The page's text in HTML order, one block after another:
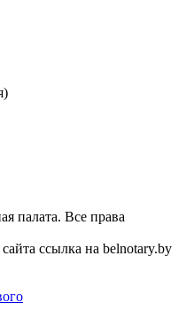
палата. Все права
ссылка на belnotary.by